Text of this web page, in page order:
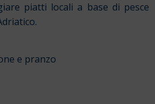
piatti locali a base di pesce
e pranzo